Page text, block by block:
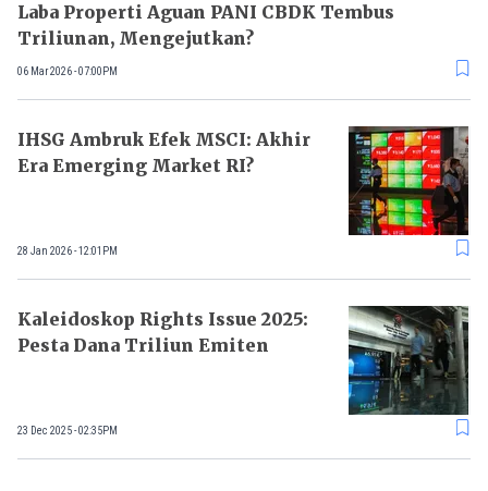
Laba Properti Aguan PANI CBDK Tembus
Triliunan, Mengejutkan?
06 Mar 2026 - 07:00PM
IHSG Ambruk Efek MSCI: Akhir
Era Emerging Market RI?
28 Jan 2026 - 12:01PM
Kaleidoskop Rights Issue 2025:
Pesta Dana Triliun Emiten
23 Dec 2025 - 02:35PM